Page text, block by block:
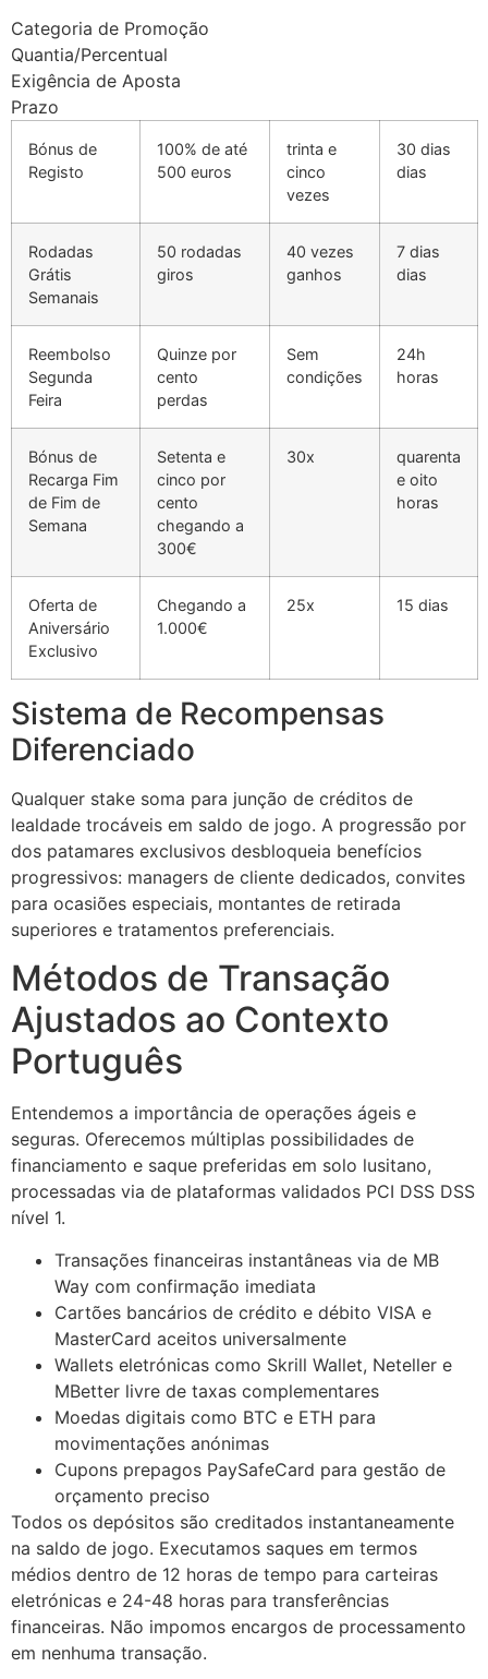
panel
panel
panel
panel
panel
panel
satın al
Panel
Panel
Panel
Panel
Panel
Panel
Panel
Panel
Panel
panel
panel
panel
giriş
per sale
Forum
escort
giriş
Categoria de Promoção
Quantia/Percentual
Exigência de Aposta
Prazo
Bónus de
Registo
100% de até
500 euros
trinta e
cinco
vezes
30 dias
dias
Rodadas
Grátis
Semanais
50 rodadas
giros
40 vezes
ganhos
7 dias
dias
Reembolso
Segunda
Feira
Quinze por
cento
perdas
Sem
condições
24h
horas
Bónus de
Recarga Fim
de Fim de
Semana
Setenta e
cinco por
cento
chegando a
300€
30x
quarenta
e oito
horas
Oferta de
Aniversário
Exclusivo
Chegando a
1.000€
25x 15 dias
Sistema de Recompensas
Diferenciado
Qualquer stake soma para junção de créditos de
lealdade trocáveis em saldo de jogo. A progressão por
dos patamares exclusivos desbloqueia benefícios
progressivos: managers de cliente dedicados, convites
para ocasiões especiais, montantes de retirada
superiores e tratamentos preferenciais.
Métodos de Transação
Ajustados ao Contexto
Português
Entendemos a importância de operações ágeis e
seguras. Oferecemos múltiplas possibilidades de
financiamento e saque preferidas em solo lusitano,
processadas via de plataformas validados PCI DSS DSS
nível 1.
Transações financeiras instantâneas via de MB
Way com confirmação imediata
Cartões bancários de crédito e débito VISA e
MasterCard aceitos universalmente
Wallets eletrónicas como Skrill Wallet, Neteller e
MBetter livre de taxas complementares
Moedas digitais como BTC e ETH para
movimentações anónimas
Cupons prepagos PaySafeCard para gestão de
orçamento preciso
Todos os depósitos são creditados instantaneamente
na saldo de jogo. Executamos saques em termos
médios dentro de 12 horas de tempo para carteiras
eletrónicas e 24-48 horas para transferências
financeiras. Não impomos encargos de processamento
em nenhuma transação.